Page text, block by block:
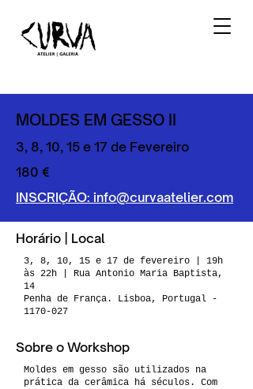
MOLDES EM GESSO II
3, 8, 10, 15 e 17 de Fevereiro
180 €
INSCRIÇÃO: info@curvaatelier.com
Horário | Local
3, 8, 10, 15 e 17 de fevereiro | 19h
às 22h | Rua Antonio Maria Baptista,
14
Penha de França. Lisboa, Portugal -
1170-027
Sobre o Workshop
Moldes em gesso são utilizados na
prática da cerâmica há séculos. Com